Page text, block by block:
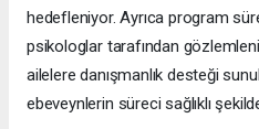
hedefleniyor. Ayrıca program
psikologlar tarafından
ailelere danışmanlık desteği
ebeveynlerin süreci sağlıklı